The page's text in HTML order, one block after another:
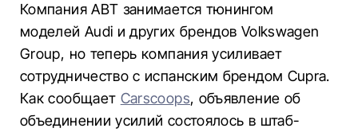
Компания ABT занимается тюнингом
моделей Audi и других брендов Volkswagen
Group, но теперь компания усиливает
сотрудничество с испанским брендом Cupra.
Как сообщает Carscoops, объявление об
объединении усилий состоялось в штаб-